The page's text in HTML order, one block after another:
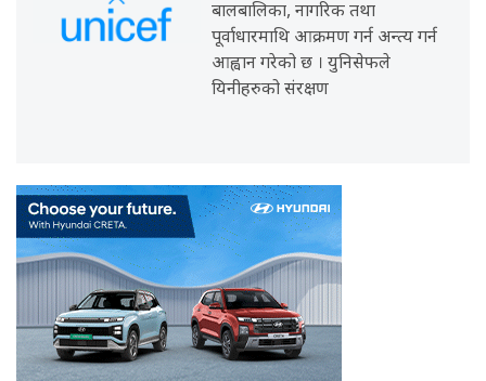
बालबालिका, नागरिक तथा
पूर्वाधारमाथि आक्रमण गर्न अन्त्य गर्न
आह्वान गरेको छ । युनिसेफले
यिनीहरुको संरक्षण